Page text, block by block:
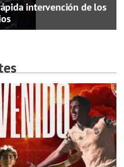
intervención de los